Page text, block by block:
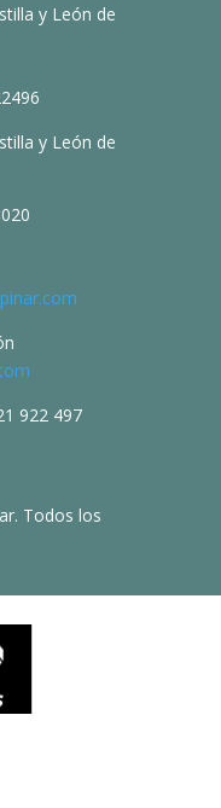
y León de
y León de
922 497
Todos los